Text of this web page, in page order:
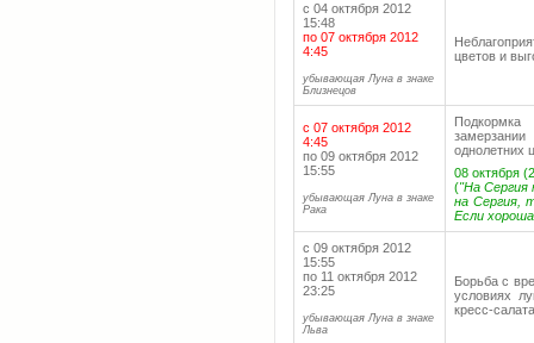
с 04 октября 2012
15:48
по 07 октября 2012
4:45
убывающая Луна в знаке
Близнецов
цветов и
с 07 октября 2012
4:45
по 09 октября 2012
15:55
убывающая Луна в знаке
Рака
однолетних
08 октября
("На Сергия
на Сергия,
Если
с 09 октября 2012
15:55
по 11 октября 2012
23:25
убывающая Луна в знаке
Льва
Борьба с
условиях
кресс-